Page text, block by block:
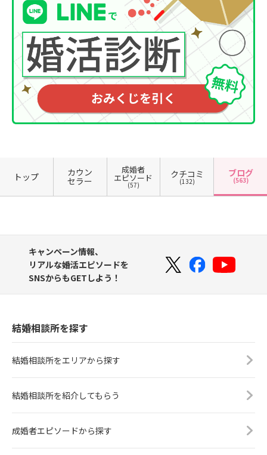
トップ カウン
セラー
成婚者
エピソード
(57)
クチコミ
(132)
ブログ
(563)
キャンペーン情報、
リアルな婚活エピソードを
SNSからもGETしよう！
結婚相談所を探す
結婚相談所をエリアから探す
結婚相談所を紹介してもらう
成婚者エピソードから探す